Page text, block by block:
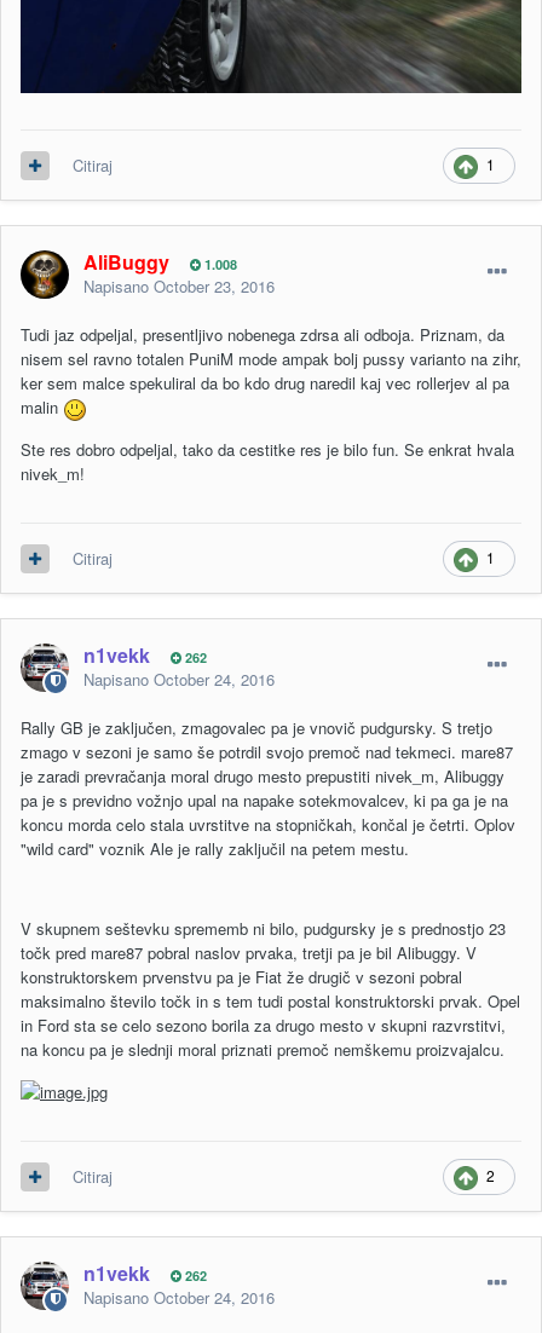
1
Citiraj
AliBuggy 1.008
Napisano October 23, 2016
Tudi jaz odpeljal, presentljivo nobenega zdrsa ali odboja. Priznam, da
nisem sel ravno totalen PuniM mode ampak bolj pussy varianto na zihr,
ker sem malce spekuliral da bo kdo drug naredil kaj vec rollerjev al pa
malin
Ste res dobro odpeljal, tako da cestitke res je bilo fun. Se enkrat hvala
nivek_m!
1
Citiraj
n1vekk 262
Napisano October 24, 2016
Rally GB je zaključen, zmagovalec pa je vnovič pudgursky. S tretjo
zmago v sezoni je samo še potrdil svojo premoč nad tekmeci. mare87
je zaradi prevračanja moral drugo mesto prepustiti nivek_m, Alibuggy
pa je s previdno vožnjo upal na napake sotekmovalcev, ki pa ga je na
koncu morda celo stala uvrstitve na stopničkah, končal je četrti. Oplov
"wild card" voznik Ale je rally zaključil na petem mestu.
V skupnem seštevku sprememb ni bilo, pudgursky je s prednostjo 23
točk pred mare87 pobral naslov prvaka, tretji pa je bil Alibuggy. V
konstruktorskem prvenstvu pa je Fiat že drugič v sezoni pobral
maksimalno število točk in s tem tudi postal konstruktorski prvak. Opel
in Ford sta se celo sezono borila za drugo mesto v skupni razvrstitvi,
na koncu pa je slednji moral priznati premoč nemškemu proizvajalcu.
2
Citiraj
n1vekk 262
Napisano October 24, 2016